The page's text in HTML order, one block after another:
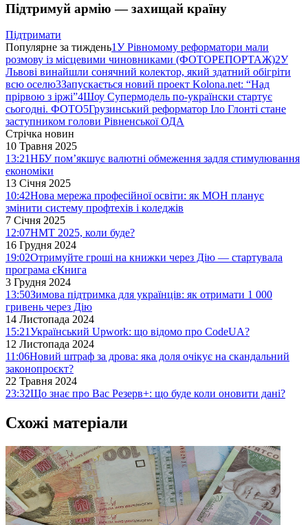
Підтримуй армію — захищай країну
Підтримати
Популярне за тиждень1У Рівномому реформатори мали
розмову із місцевими чиновниками (ФОТОРЕПОРТАЖ)2У
Львові винайшли сонячний колектор, який здатний обігріти
всю оселю3Запускається новий проект Kolona.net: “Над
прірвою з іржі”4Шоу Супермодель по-українски стартує
сьогодні. ФОТО5Грузинський реформатор Іло Глонті стане
заступником голови Рівненської ОДА
Стрічка новин
10 Травня 2025
13:21НБУ пом’якшує валютні обмеження задля стимулювання
економіки
13 Січня 2025
10:42Нова мережа професійної освіти: як МОН планує
змінити систему профтехів і коледжів
7 Січня 2025
12:07НМТ 2025, коли буде?
16 Грудня 2024
19:02Отримуйте гроші на книжки через Дію — стартувала
програма єКнига
3 Грудня 2024
13:50Зимова підтримка для українців: як отримати 1 000
гривень через Дію
14 Листопада 2024
15:21Український Upwork: що відомо про CodeUA?
12 Листопада 2024
11:06Новий штраф за дрова: яка доля очікує на скандальний
законопроєкт?
22 Травня 2024
23:32Що знає про Вас Резерв+: що буде коли оновити дані?
Схожі матеріали